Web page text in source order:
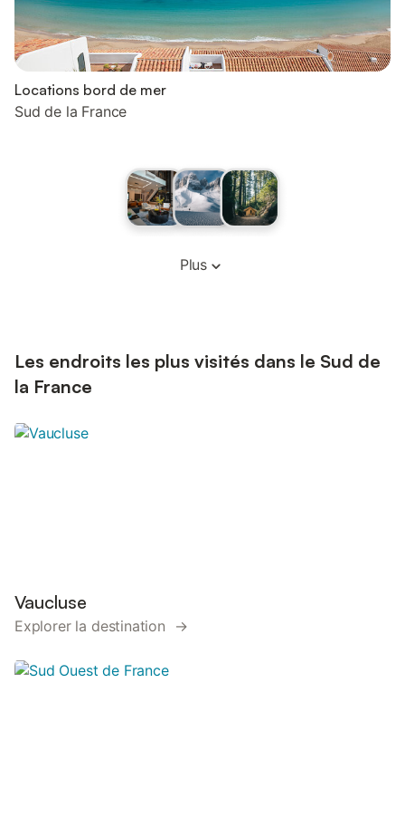
Locations bord de mer
Sud de la France
Plus
Les endroits les plus visités dans le Sud de
la France
Vaucluse
Explorer la destination →